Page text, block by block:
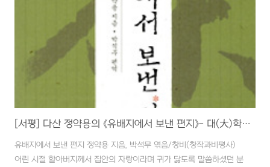
리 데이빗 소로우(Henry David Thoreou, 1817~1862)가 그의 경
험을 기록한 책입니다. 그가 살았던 시대를 보아 지구 반대편의 한국은
[서평] 다산 정약용의 《유배지에서 보낸 편지》- 대(大)학자의 뛰어난 풍모 엿보기
유배지에서 보낸 편지 정약용 지음, 박석무 엮음/창비(창작과비평사)
어린 시절 할아버지께서 집안의 자랑이라며 귀가 닳도록 말씀하셨던 분